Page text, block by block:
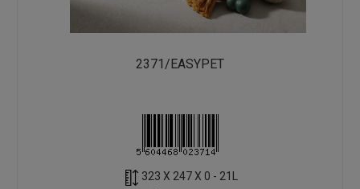
2371/EASYPET
323 X 247 X 0 - 21L